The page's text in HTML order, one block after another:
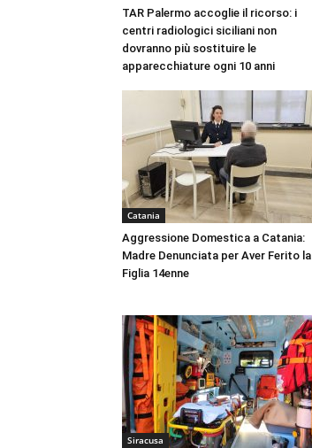
TAR Palermo accoglie il ricorso: i
centri radiologici siciliani non
dovranno più sostituire le
apparecchiature ogni 10 anni
Catania
Aggressione Domestica a Catania:
Madre Denunciata per Aver Ferito la
Figlia 14enne
Siracusa